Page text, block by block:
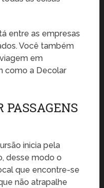
entre as empresas
Você também
em
como a Decolar
PASSAGENS
inicia pela
desse modo o
que encontre-se
não atrapalhe